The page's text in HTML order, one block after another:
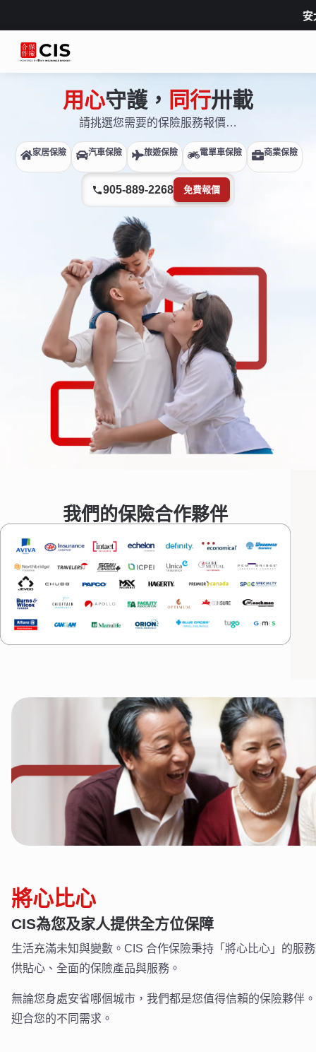
安大略
用心守護， 同行卅載
請挑選您需要的保險服務報價…
家居保險 汽車保險 旅遊保險 電單車保險 商業保險
905-889-2268 免費報價
我們的保險合作夥伴
將心比心
CIS為您及家人提供全方位保障
生活充滿未知與變數。CIS 合作保險秉持「將心比心」的服
供貼心、全面的保險產品與服務。
無論您身處安省哪個城市，我們都是您值得信賴的保險夥伴
迎合您的不同需求。